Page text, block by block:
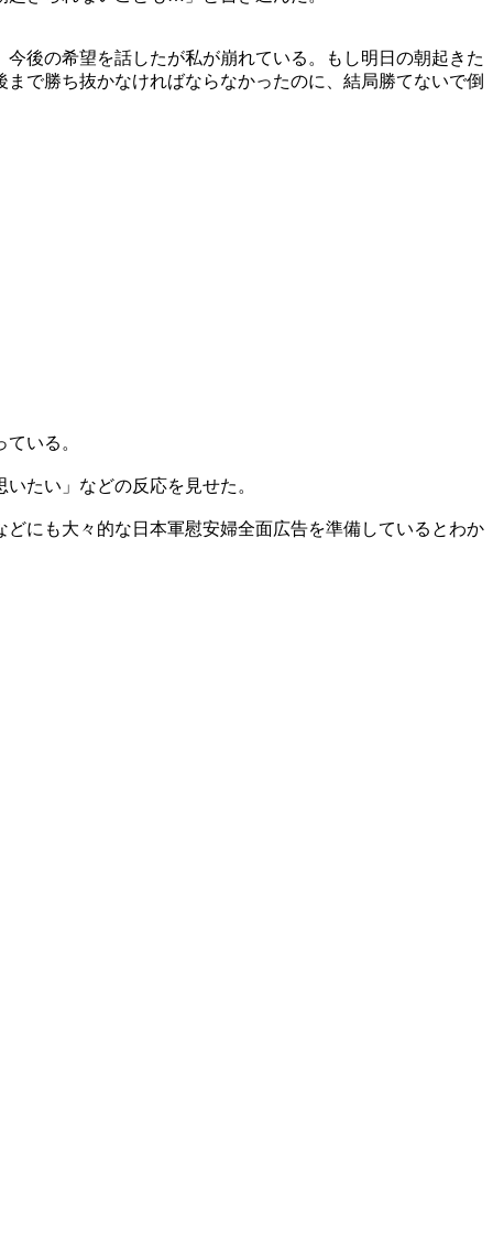
後の希望を話したが私が崩れている。もし明日の朝起きた
で勝ち抜かなければならなかったのに、結局勝てないで倒
いる。
たい」などの反応を見せた。
にも大々的な日本軍慰安婦全面広告を準備しているとわか